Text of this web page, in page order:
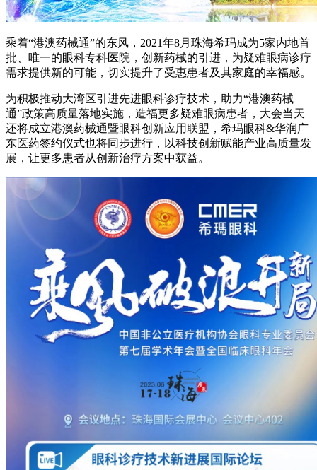
乘着“港澳药械通”的东风，2021年8月珠海希玛成为5家内地首
批、唯一的眼科专科医院，创新药械的引进，为疑难眼病诊疗
需求提供新的可能，切实提升了受惠患者及其家庭的幸福感。
为积极推动大湾区引进先进眼科诊疗技术，助力“港澳药械
通”政策高质量落地实施，造福更多疑难眼病患者，大会当天
还将成立港澳药械通暨眼科创新应用联盟，希玛眼科&华润广
东医药签约仪式也将同步进行，以科技创新赋能产业高质量发
展，让更多患者从创新治疗方案中获益。